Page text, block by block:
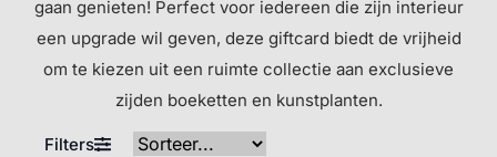
gaan genieten! Perfect voor iedereen die zijn interieur
een upgrade wil geven, deze giftcard biedt de vrijheid
om te kiezen uit een ruimte collectie aan exclusieve
zijden boeketten en kunstplanten.
Filters